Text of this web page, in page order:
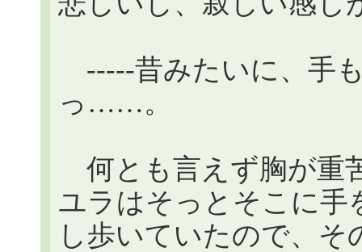
-----昔みたいに、手
っ……。
何とも言えず胸が重
ユラはそっとそこに手
し歩いていたので、そ